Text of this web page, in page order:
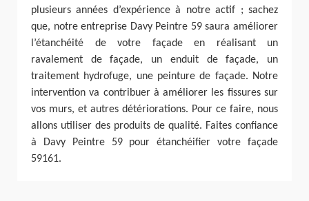
plusieurs années d’expérience à notre actif ; sachez
que, notre entreprise Davy Peintre 59 saura améliorer
l’étanchéité de votre façade en réalisant un
ravalement de façade, un enduit de façade, un
traitement hydrofuge, une peinture de façade. Notre
intervention va contribuer à améliorer les fissures sur
vos murs, et autres détériorations. Pour ce faire, nous
allons utiliser des produits de qualité. Faites confiance
à Davy Peintre 59 pour étanchéifier votre façade
59161.